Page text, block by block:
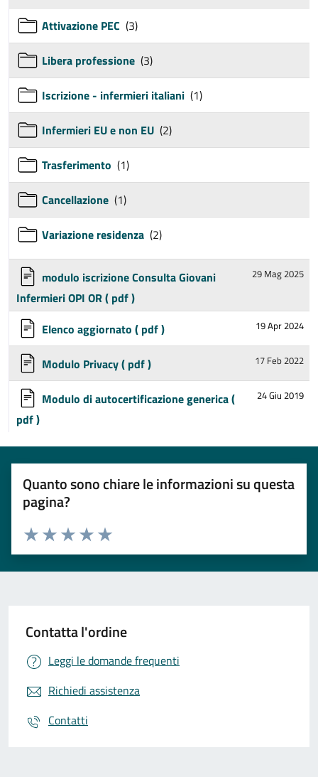
Attivazione PEC (3)
Libera professione (3)
Iscrizione - infermieri italiani (1)
Infermieri EU e non EU (2)
Trasferimento (1)
Cancellazione (1)
Variazione residenza (2)
modulo iscrizione Consulta Giovani
Infermieri OPI OR( pdf )
29 Mag 2025
Elenco aggiornato ( pdf ) 19 Apr 2024
Modulo Privacy( pdf ) 17 Feb 2022
Modulo di autocertificazione generica(
pdf )
24 Giu 2019
Quanto sono chiare le informazioni su questa
pagina?
Valuta 5 stelle su 5
Valuta 4 stelle su 5
Valuta 3 stelle su 5
Valuta 2 stelle su 5
Valuta 1 stelle su 5
Contatta l'ordine
Leggi le domande frequenti
Richiedi assistenza
Contatti